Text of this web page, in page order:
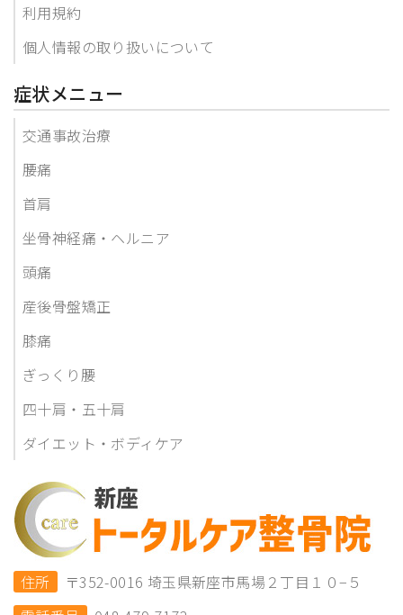
利用規約
個人情報の取り扱いについて
症状メニュー
交通事故治療
腰痛
首肩
坐骨神経痛・ヘルニア
頭痛
産後骨盤矯正
膝痛
ぎっくり腰
四十肩・五十肩
ダイエット・ボディケア
住所
〒352-0016 埼玉県新座市馬場２丁目１０−５